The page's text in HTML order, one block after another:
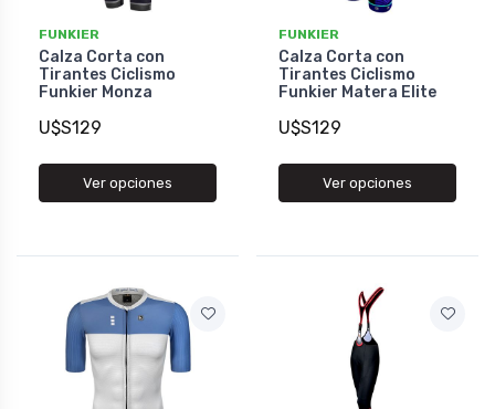
FUNKIER
Calza Corta con
Tirantes Ciclismo
Funkier Monza
U$S129
Ver opciones
FUNKIER
Calza Corta con
Tirantes Ciclismo
Funkier Matera Elite
U$S129
Ver opciones